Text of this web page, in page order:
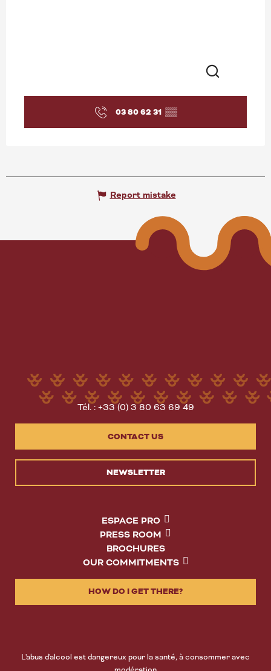
Search
03 80 62 31 ▒▒
Report mistake
Tél. : +33 (0) 3 80 63 69 49
CONTACT US
NEWSLETTER
ESPACE PRO
PRESS ROOM
BROCHURES
OUR COMMITMENTS
HOW DO I GET THERE?
L'abus d'alcool est dangereux pour la santé, à consommer avec